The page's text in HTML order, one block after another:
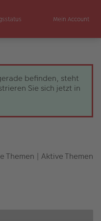
Mein Account
befinden, steht
Sie sich jetzt in
Themen | Aktive Themen